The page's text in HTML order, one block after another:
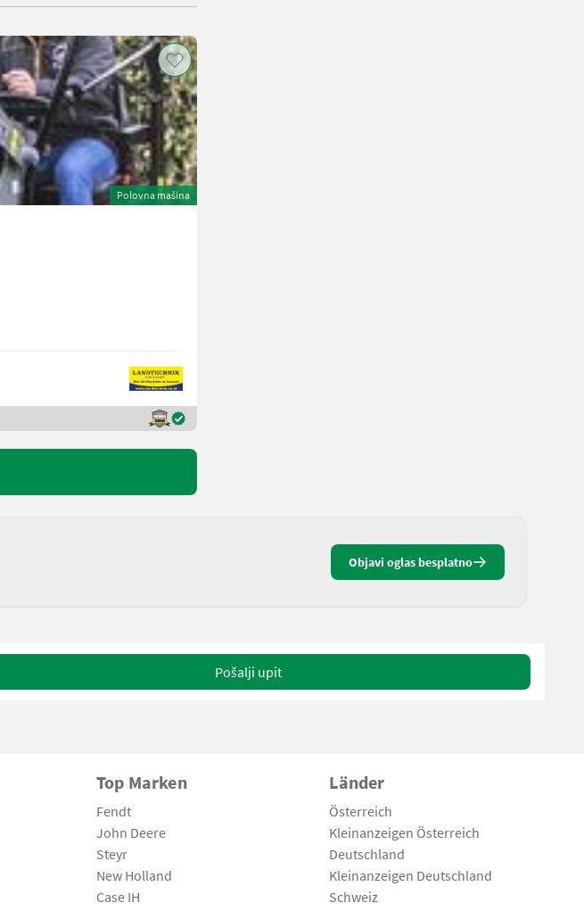
Polovna mašina
Objavi oglas besplatno
Pošalji upit
Top Marken
Fendt
John Deere
Steyr
New Holland
Case IH
Länder
Österreich
Kleinanzeigen Österreich
Deutschland
Kleinanzeigen Deutschland
Schweiz